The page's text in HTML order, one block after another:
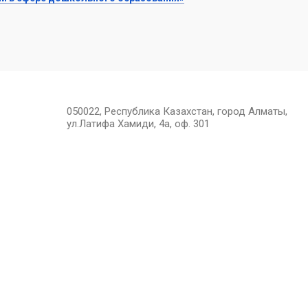
050022, Республика Казахстан, город Алматы,
ул.Латифа Хамиди, 4а, оф. 301